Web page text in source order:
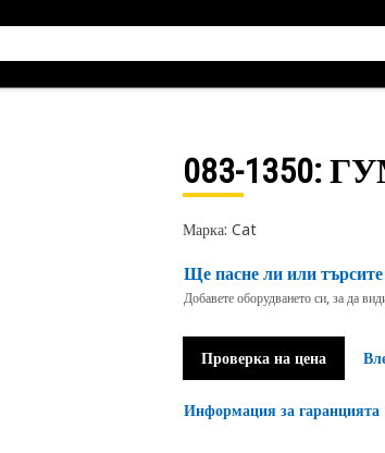
083-1350:
Марка: Cat
Ще пасне ли или
Добавете оборудването си, за да
Проверка на цена
Информация за гаранцията